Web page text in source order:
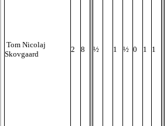
Tom Nicolaj
Skovgaard
2 8 ½ 1 ½ 0 1 1